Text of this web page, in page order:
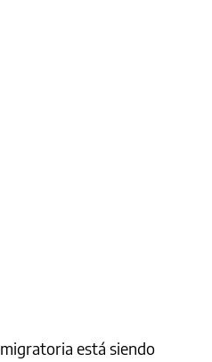
está siendo